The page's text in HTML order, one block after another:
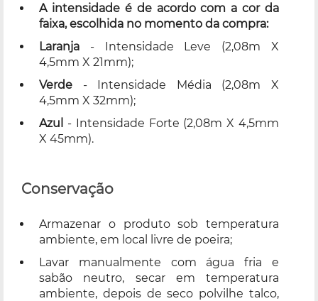
A intensidade é de acordo com a cor da
faixa, escolhida no momento da compra:
Laranja - Intensidade Leve (2,08m X
4,5mm X 21mm);
Verde - Intensidade Média (2,08m X
4,5mm X 32mm);
Azul
- Intensidade Forte (2,08m X 4,5mm
X 45mm).
Conservação
Armazenar o produto sob temperatura
ambiente, em local livre de poeira;
Lavar manualmente com água fria e
sabão neutro, secar em temperatura
ambiente, depois de seco polvilhe talco,